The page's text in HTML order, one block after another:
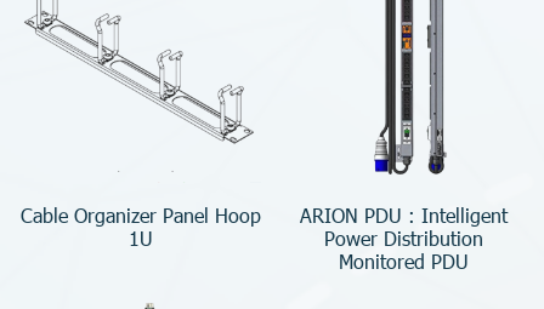
Cable Organizer Panel Hoop
1U
ARION PDU : Intelligent
Power Distribution
Monitored PDU